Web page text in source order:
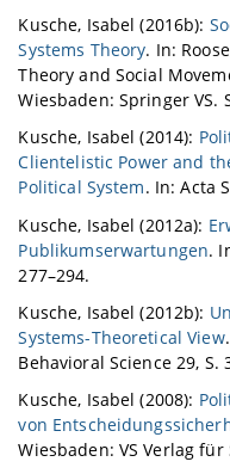
Kusche, Isabel (2016b):
Systems Theory. In:
Theory and Social
Wiesbaden: Springer VS.
Kusche, Isabel (2014):
Clientelistic Power and
Political System. In: Acta
Kusche, Isabel (2012a):
Publikumserwartungen.
277–294.
Kusche, Isabel (2012b):
Systems-Theoretical View
Behavioral Science 29, S.
Kusche, Isabel (2008):
von
Wiesbaden: VS Verlag